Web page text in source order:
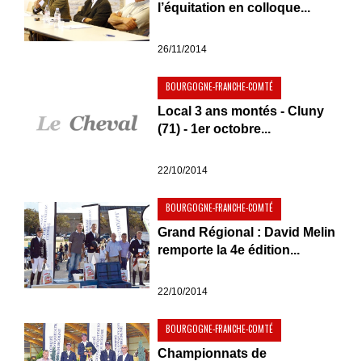
l’équitation en colloque...
26/11/2014
BOURGOGNE-FRANCHE-COMTÉ
Local 3 ans montés - Cluny
(71) - 1er octobre...
22/10/2014
BOURGOGNE-FRANCHE-COMTÉ
Grand Régional : David Melin
remporte la 4e édition...
22/10/2014
BOURGOGNE-FRANCHE-COMTÉ
Championnats de